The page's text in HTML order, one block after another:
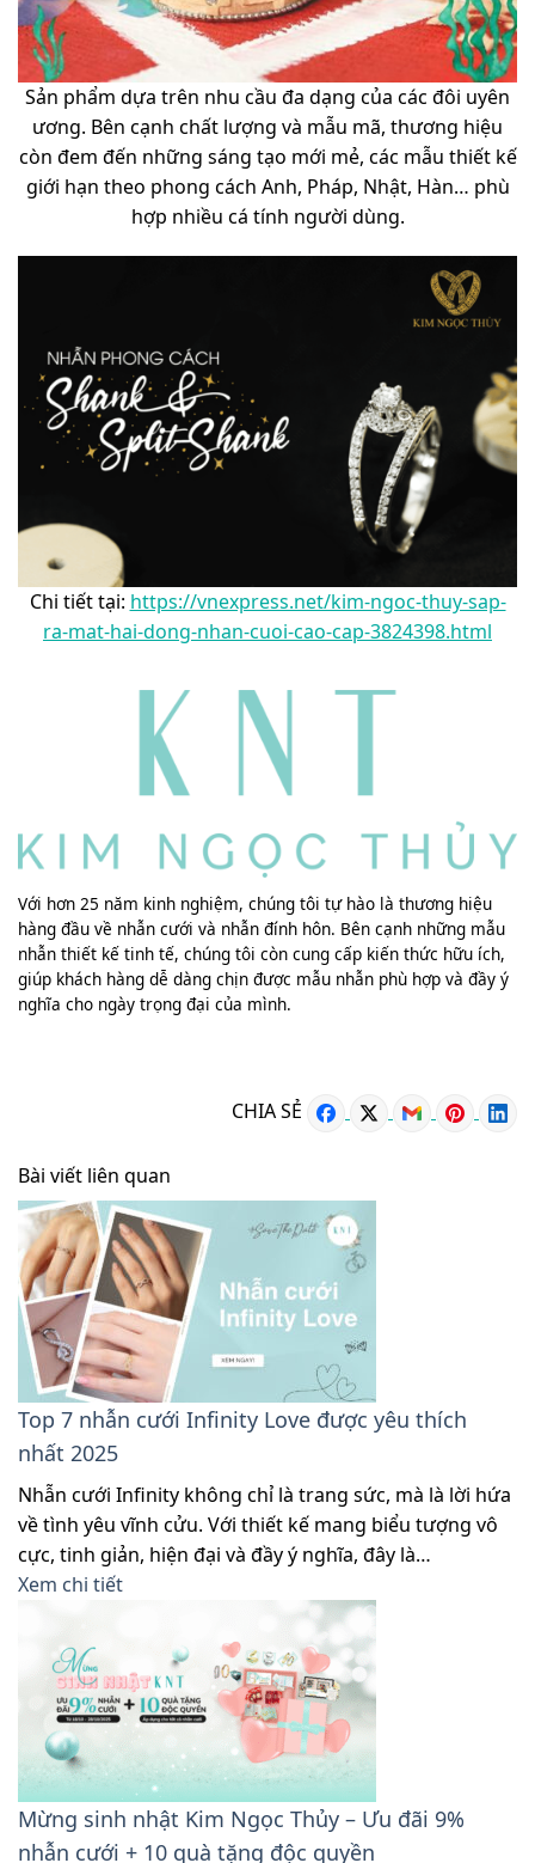
Sản phẩm dựa trên nhu cầu đa dạng của các đôi uyên
ương. Bên cạnh chất lượng và mẫu mã, thương hiệu
còn đem đến những sáng tạo mới mẻ, các mẫu thiết kế
giới hạn theo phong cách Anh, Pháp, Nhật, Hàn… phù
hợp nhiều cá tính người dùng.
Chi tiết tại: https://vnexpress.net/kim-ngoc-thuy-sap-
ra-mat-hai-dong-nhan-cuoi-cao-cap-3824398.html
Với hơn 25 năm kinh nghiệm, chúng tôi tự hào là thương hiệu
hàng đầu về nhẫn cưới và nhẫn đính hôn. Bên cạnh những mẫu
nhẫn thiết kế tinh tế, chúng tôi còn cung cấp kiến thức hữu ích,
giúp khách hàng dễ dàng chịn được mẫu nhẫn phù hợp và đầy ý
nghĩa cho ngày trọng đại của mình.
CHIA SẺ
Bài viết liên quan
Top 7 nhẫn cưới Infinity Love được yêu thích
nhất 2025
Nhẫn cưới Infinity không chỉ là trang sức, mà là lời hứa
về tình yêu vĩnh cửu. Với thiết kế mang biểu tượng vô
cực, tinh giản, hiện đại và đầy ý nghĩa, đây là…
Xem chi tiết
Mừng sinh nhật Kim Ngọc Thủy – Ưu đãi 9%
nhẫn cưới + 10 quà tặng độc quyền